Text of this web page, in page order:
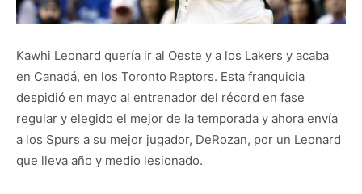
Kawhi Leonard quería ir al Oeste y a los Lakers y acaba
en Canadá, en los Toronto Raptors. Esta franquicia
despidió en mayo al entrenador del récord en fase
regular y elegido el mejor de la temporada y ahora envía
a los Spurs a su mejor jugador, DeRozan, por un Leonard
que lleva año y medio lesionado.